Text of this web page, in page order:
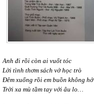
Anh đi rồi còn ai vuốt tóc
Lời tình thơm sách vở học trò
Đêm xuống rồi em buồn không hở
Trời xa mù tầm tay với âu lo…